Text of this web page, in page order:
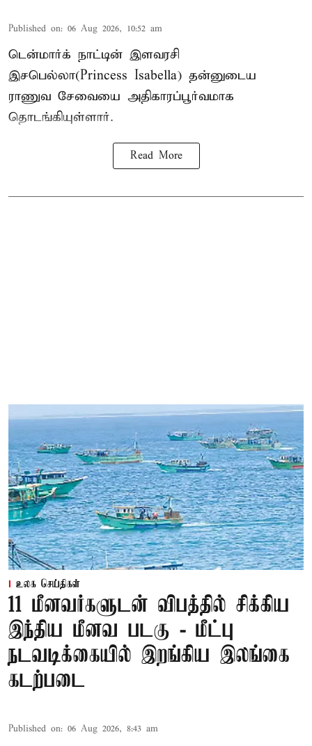
Published on: 06 Aug 2026, 10:52 am
டென்மார்க் நாட்டின் இளவரசி
இசபெல்லா(Princess Isabella) தன்னுடைய
ராணுவ சேவையை அதிகாரப்பூர்வமாக
தொடங்கியுள்ளார்.
Read More
உலக செய்திகள்
11 மீனவர்களுடன் விபத்தில் சிக்கிய
இந்திய மீனவ படகு - மீட்பு
நடவடிக்கையில் இறங்கிய இலங்கை
கடற்படை
Published on: 06 Aug 2026, 8:43 am